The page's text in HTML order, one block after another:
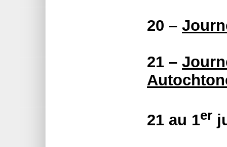
20 –
21 –
21 au 1er